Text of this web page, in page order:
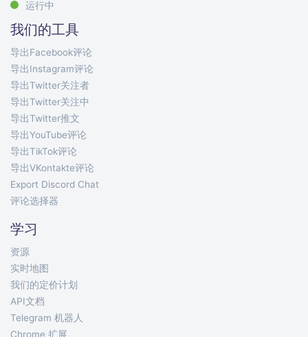
运行中
我们的工具
导出Facebook评论
导出Instagram评论
导出Twitter关注者
导出Twitter关注中
导出Twitter推文
导出YouTube评论
导出TikTok评论
导出VKontakte评论
Export Discord Chat
评论选择器
学习
资源
实时地图
我们的定价计划
API文档
Telegram 机器人
Chrome 扩展